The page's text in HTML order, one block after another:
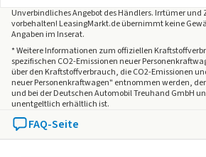
- Sensor Scheibenbeschlagerkennung
- Servolenkung elektronisch gesteuert
- Sicherheitsgurte vorn
- Sitz vorn links elektr. verstellbar (10-
- Sitz vorn links höhenverstellbar
- Sitz vorn rechts mech.
- Sitzbezug / Polsterung: Leder /
- Sitzheizung vorn
Unverbindliches Angebot desHändlers. Irrtümer und
vorbehalten! LeasingMarkt.de übernimmt keine
Angaben im Inserat.
* Weitere Informationen zum offiziellen
spezifischen CO2-Emissionen neuer
über den Kraftstoffverbrauch, die CO2-Emissionen
neuer Personenkraftwagen" entnommen werden,
und bei der Deutschen Automobil Treuhand GmbH
unentgeltlich erhältlich ist.
FAQ-Seite